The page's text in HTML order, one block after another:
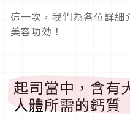
這一次，我們為各位詳
美容功効！
起司當中，含有
人體所需的鈣質